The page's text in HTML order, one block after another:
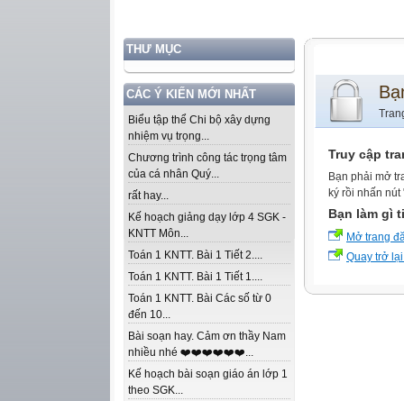
THƯ MỤC
CÁC Ý KIẾN MỚI NHẤT
Biểu tập thể Chi bộ xây dựng
nhiệm vụ trọng...
Chương trình công tác trọng tâm
của cá nhân Quý...
rất hay...
Kế hoạch giảng dạy lớp 4 SGK -
KNTT Môn...
Toán 1 KNTT. Bài 1 Tiết 2....
Toán 1 KNTT. Bài 1 Tiết 1....
Toán 1 KNTT. Bài Các số từ 0
đến 10...
Bài soạn hay. Cảm ơn thầy Nam
nhiều nhé ❤️❤️❤️❤️❤️❤️...
Kế hoạch bài soạn giáo án lớp 1
theo SGK...
Truy cập
Bạn phải mở
ký rồi nhấn
Bạn làm gì
Mở trang
Quay trở